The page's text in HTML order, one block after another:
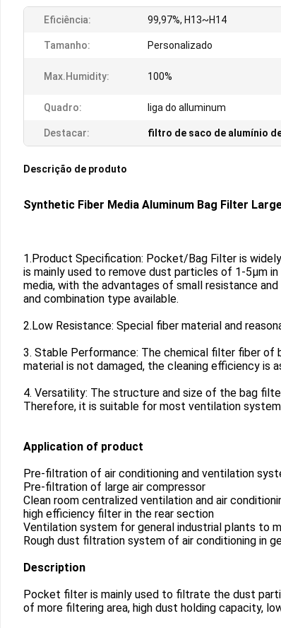
Eficiência: 99,97%, H13~H14
Tamanho: Personalizado
Max.humidity: 100%
Quadro: liga do alluminum
Destacar: filtro de saco de alumínio
Descrição de produto
Synthetic Fiber Media Aluminum Bag Filter
1.Product Specification: Pocket/Bag Filter is
is mainly used to remove dust particles of 1-5μm
media, with the advantages of small resistance
and combination type available.
2.Low Resistance: Special fiber material and
3. Stable Performance: The chemical filter fiber
material is not damaged, the cleaning efficiency is
4. Versatility: The structure and size of the bag
Therefore, it is suitable for most ventilation
Application of product
Pre-filtration of air conditioning and ventilation
Pre-filtration of large air compressor
Clean room centralized ventilation and air
high efficiency filter in the rear section
Ventilation system for general industrial plants to
Rough dust filtration system of air conditioning in
Description
Pocket filter is mainly used to filtrate the dust
of more filtering area, high dust holding capacity,